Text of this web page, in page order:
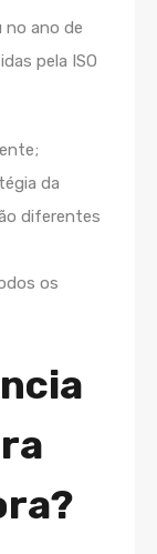
no ano de
pela ISO
da
diferentes
os